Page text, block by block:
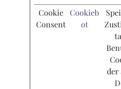
Cookie
Consent
Cookieb
ot
der